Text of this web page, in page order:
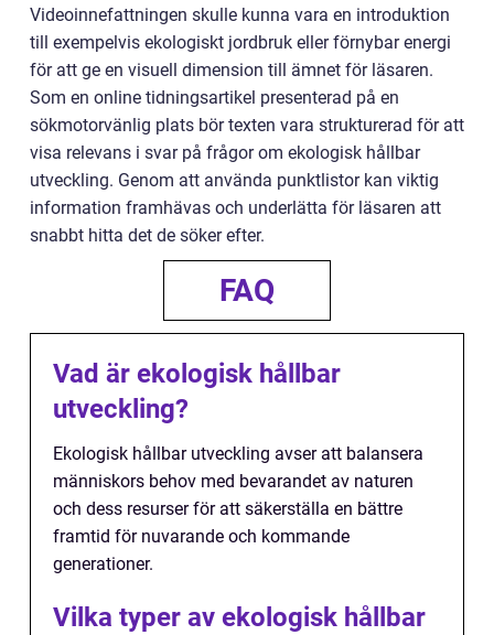
Videoinnefattningen skulle kunna vara en introduktion
till exempelvis ekologiskt jordbruk eller förnybar energi
för att ge en visuell dimension till ämnet för läsaren.
Som en online tidningsartikel presenterad på en
sökmotorvänlig plats bör texten vara strukturerad för att
visa relevans i svar på frågor om ekologisk hållbar
utveckling. Genom att använda punktlistor kan viktig
information framhävas och underlätta för läsaren att
snabbt hitta det de söker efter.
FAQ
Vad är ekologisk hållbar
utveckling?
Ekologisk hållbar utveckling avser att balansera
människors behov med bevarandet av naturen
och dess resurser för att säkerställa en bättre
framtid för nuvarande och kommande
generationer.
Vilka typer av ekologisk hållbar